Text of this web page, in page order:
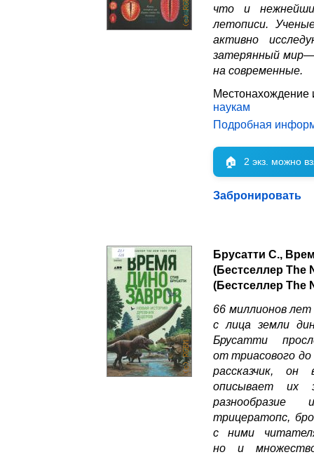
что и
летописи.
активно
затерянный
на современные.
Местонахождение
наукам
Подробная
🏠 2 экз. можно
Забронировать
Брусатти С.,
(Бестселлер The
(Бестселлер The
66 миллионов лет
с лица земли
Брусатти
от триасового
рассказчик, он
описывает их
разнообразие
трицератопс,
с ними
но и